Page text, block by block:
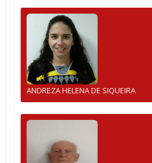
ANDREZA HELENA DE SIQUEIRA